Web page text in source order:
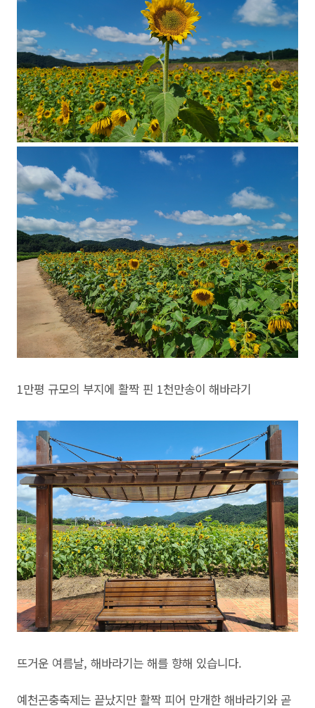
1만평 규모의 부지에 활짝 핀 1천만송이 해바라기
뜨거운 여름날, 해바라기는 해를 향해 있습니다.
예천곤충축제는 끝났지만 활짝 피어 만개한 해바라기와 곧